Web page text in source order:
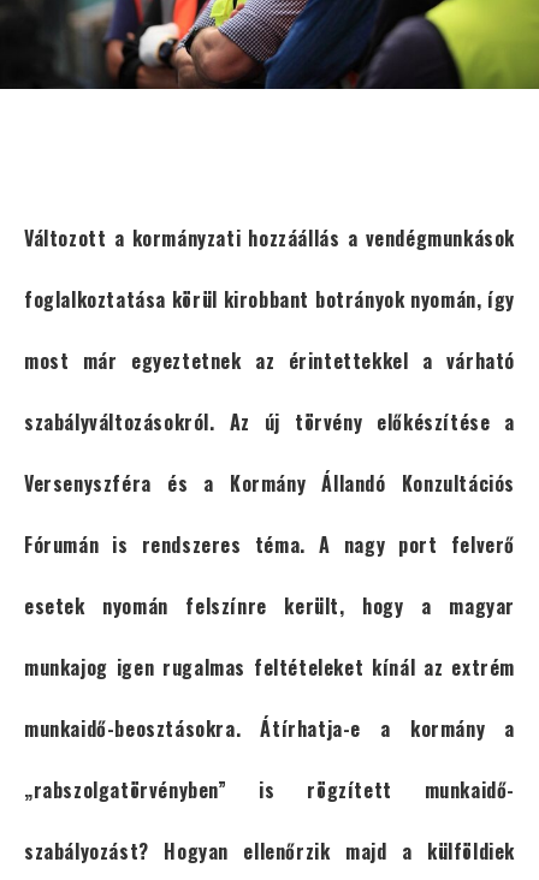
Változott a kormányzati hozzáállás a vendégmunkások
foglalkoztatása körül kirobbant botrányok nyomán, így
most már egyeztetnek az érintettekkel a várható
szabályváltozásokról. Az új törvény előkészítése a
Versenyszféra és a Kormány Állandó Konzultációs
Fórumán is rendszeres téma. A nagy port felverő
esetek nyomán felszínre került, hogy a magyar
munkajog igen rugalmas feltételeket kínál az extrém
munkaidő-beosztásokra. Átírhatja-e a kormány a
„rabszolgatörvényben” is rögzített munkaidő-
szabályozást? Hogyan ellenőrzik majd a külföldiek